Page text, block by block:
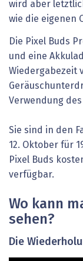
wird aber
wie die eigenen
Die Pixel Buds
und eine
Wiedergabezeit
Verwendung des
Sie sind in den
12. Oktober für
Pixel Buds
verfügbar.
Wo kann
sehen?
Die